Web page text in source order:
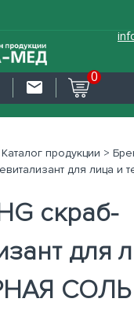
0
Каталог продукции >
для лица
скраб-
для
СОЛЬ